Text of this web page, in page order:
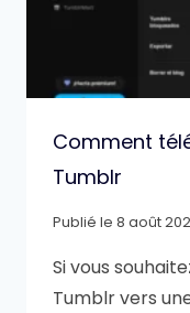
Comment
Tumblr
Publié le 8 août
Si vous
Tumblr vers